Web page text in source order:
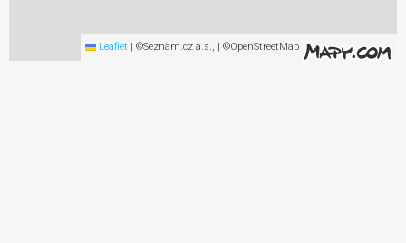
Leaflet | ©Seznam.cz a.s., | ©OpenStreetMap